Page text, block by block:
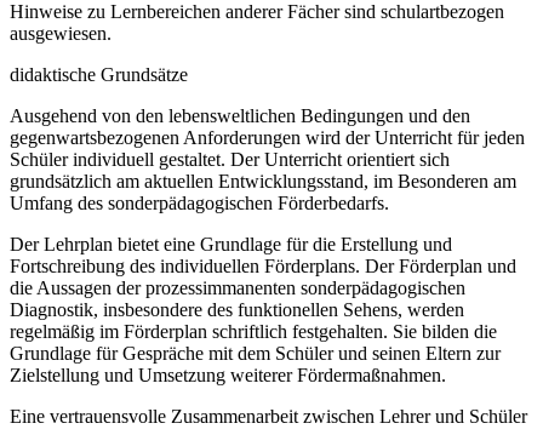
Hinweise zu Lernbereichen anderer Fächer sind schulartbezogen
ausgewiesen.
didaktische Grundsätze
Ausgehend von den lebensweltlichen Bedingungen und den
gegenwartsbezogenen Anforderungen wird der Unterricht für jeden
Schüler individuell gestaltet. Der Unterricht orientiert sich
grundsätzlich am aktuellen Entwicklungsstand, im Besonderen am
Umfang des sonderpädagogischen Förderbedarfs.
Der Lehrplan bietet eine Grundlage für die Erstellung und
Fortschreibung des individuellen Förderplans. Der Förderplan und
die Aussagen der prozessimmanenten sonderpädagogischen
Diagnostik, insbesondere des funktionellen Sehens, werden
regelmäßig im Förderplan schriftlich festgehalten. Sie bilden die
Grundlage für Gespräche mit dem Schüler und seinen Eltern zur
Zielstellung und Umsetzung weiterer Fördermaßnahmen.
Eine vertrauensvolle Zusammenarbeit zwischen Lehrer und Schüler